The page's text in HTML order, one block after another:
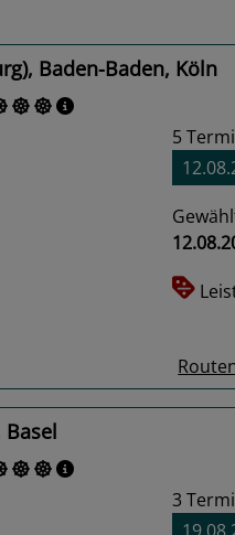
Baden-Baden, Köln
5
3